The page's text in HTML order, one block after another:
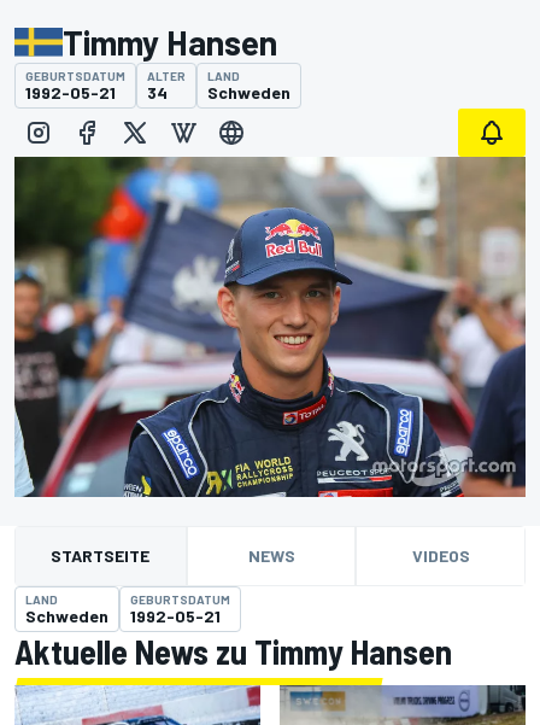
Timmy Hansen
GEBURTSDATUM
1992-05-21
ALTER
34
LAND
Schweden
STARTSEITE NEWS VIDEOS
LAND
Schweden
GEBURTSDATUM
1992-05-21
Aktuelle News zu Timmy Hansen